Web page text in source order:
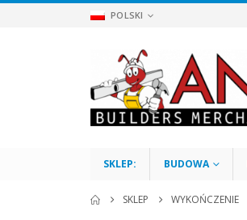
POLSKI
SKLEP: BUDOWA
SKLEP WYKOŃCZENIE